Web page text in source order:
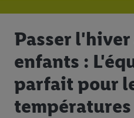
Passer l'hiver
enfants :
parfait pour